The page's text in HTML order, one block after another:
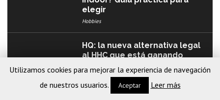
elegir
Hobbies
HQ: la nueva alternativa legal
al HHC que está ganando
terreno en España
Utilizamos cookies para mejorar la experiencia de navegación
de nuestros usuarios.
Aceptar Leer más